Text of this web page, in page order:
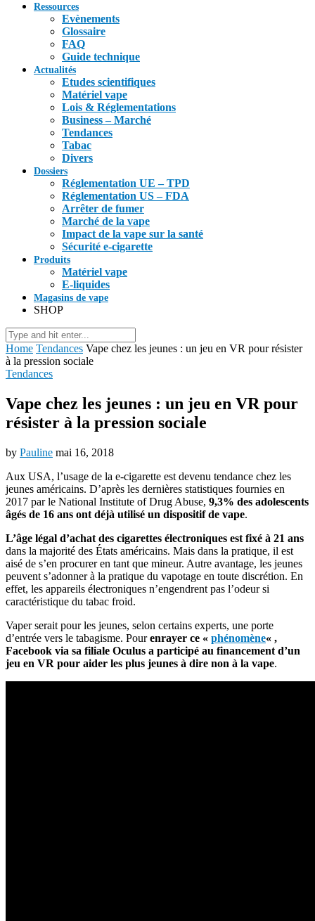
Ressources
Evènements
Glossaire
FAQ
Guide technique
Actualités
Etudes scientifiques
Matériel vape
Lois & Réglementations
Business – Marché
Tendances
Tabac
Divers
Dossiers
Réglementation UE – TPD
Réglementation US – FDA
Arrêter de fumer
Marché de la vape
Impact de la vape sur la santé
Sécurité e-cigarette
Produits
Matériel vape
E-liquides
Magasins de vape
SHOP
Home Tendances Vape chez les jeunes : un jeu en VR pour résister
à la pression sociale
Tendances
Vape chez les jeunes : un jeu en VR pour
résister à la pression sociale
by Pauline mai 16, 2018
Aux USA, l’usage de la e-cigarette est devenu tendance chez les
jeunes américains. D’après les dernières statistiques fournies en
2017 par le National Institute of Drug Abuse, 9,3% des adolescents
âgés de 16 ans ont déjà utilisé un dispositif de vape.
L’âge légal d’achat des cigarettes électroniques est fixé à 21 ans
dans la majorité des États américains. Mais dans la pratique, il est
aisé de s’en procurer en tant que mineur. Autre avantage, les jeunes
peuvent s’adonner à la pratique du vapotage en toute discrétion. En
effet, les appareils électroniques n’engendrent pas l’odeur si
caractéristique du tabac froid.
Vaper serait pour les jeunes, selon certains experts, une porte
d’entrée vers le tabagisme. Pourenrayer ce « phénomène« ,
Facebook via sa filiale Oculus a participé au financement d’un
jeu en VR pour aider les plus jeunes à dire non à la vape.